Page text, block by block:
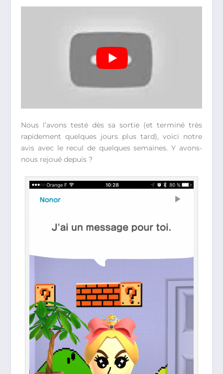
Nous l’avons testé dès sa sortie (et terminé très
rapidement quelques jours plus tard), voici notre
avis avec le recul de quelques semaines. Y avons-
nous rejoué depuis ?